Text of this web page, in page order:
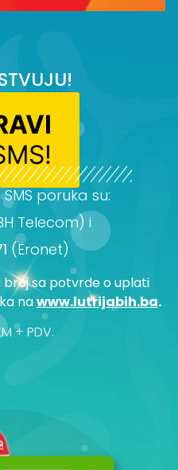
poruka su:
Telecom) i
(Eronet)
broj sa potvrde o uplati
nawww.lutrijabih.ba.
+ PDV.